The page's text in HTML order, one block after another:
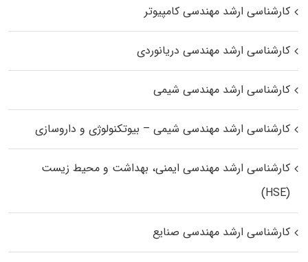
کارشناسی ارشد مهندسی کامپیوتر
کارشناسی ارشد مهندسی دریانوردی
کارشناسی ارشد مهندسی شیمی
کارشناسی ارشد مهندسی شیمی – بیوتکنولوژی و داروسازی
کارشناسی ارشد مهندسی ایمنی، بهداشت و محیط زیست
(HSE)
کارشناسی ارشد مهندسی صنایع